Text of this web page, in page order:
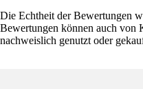
Die Echtheit der Bewertungen
Bewertungen können auch von
nachweislich genutzt oder